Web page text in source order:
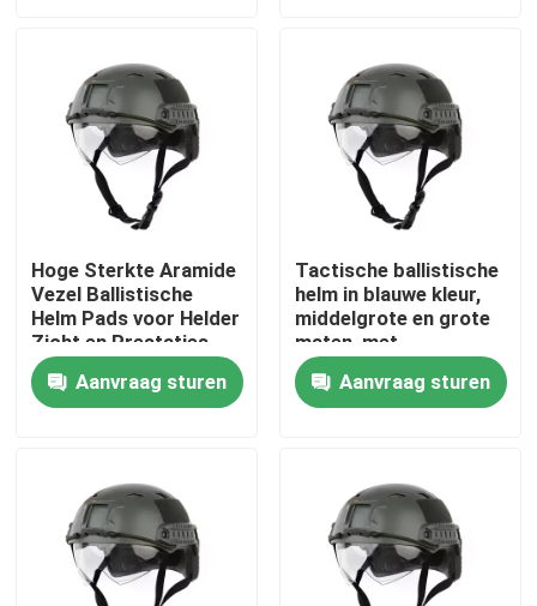
Video's
Over ons
Fabriekstocht
Kwaliteitscontrole
Nieuws
Militaire Tactische Slijtage
Militair tactisch kogelvrij vest
Hoge Sterkte Aramide
Vezel Ballistische
Helm Pads voor Helder
Zicht en Prestaties
Aanvraag sturen
Tactische ballistische
helm in blauwe kleur,
middelgrote en grote
maten, met
waterdichte
eigenschap
Aanvraag sturen